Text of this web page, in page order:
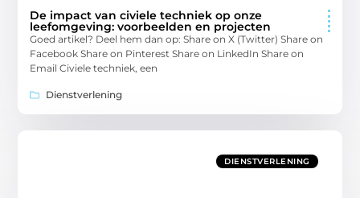
De impact van civiele techniek op onze
leefomgeving: voorbeelden en projecten
Goed artikel? Deel hem dan op: Share on X (Twitter) Share on
Facebook Share on Pinterest Share on LinkedIn Share on
Email Civiele techniek, een
Dienstverlening
DIENSTVERLENING